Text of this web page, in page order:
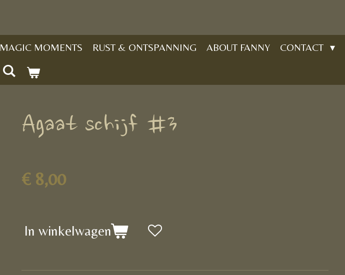
MAGIC MOMENTS RUST & ONTSPANNING ABOUT FANNY CONTACT
Agaat schijf #3
€ 8,00
In winkelwagen